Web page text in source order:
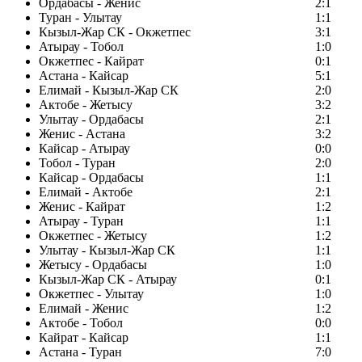
Туран - Улытау
1:1
Кызыл-Жар СК - Окжетпес
3:1
Атырау - Тобол
1:0
Окжетпес - Кайрат
0:1
Астана - Кайсар
5:1
Елимай - Кызыл-Жар СК
2:0
Актобе - Жетысу
3:2
Улытау - Ордабасы
2:1
Женис - Астана
3:2
Кайсар - Атырау
0:0
Тобол - Туран
2:0
Кайсар - Ордабасы
1:1
Елимай - Актобе
2:1
Женис - Кайрат
1:2
Атырау - Туран
1:1
Окжетпес - Жетысу
1:2
Улытау - Кызыл-Жар СК
1:1
Жетысу - Ордабасы
1:0
Кызыл-Жар СК - Атырау
0:1
Окжетпес - Улытау
1:0
Елимай - Женис
1:2
Актобе - Тобол
0:0
Кайрат - Кайсар
1:1
Астана - Туран
7:0